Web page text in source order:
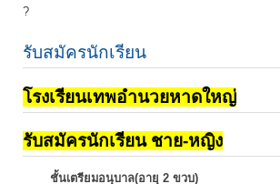
?
รับสมัครนักเรียน
โรงเรียนเทพอำนวยหาดใหญ่
รับสมัครนักเรียน ชาย-หญิง
ชั้นเตรียมอนุบาล(อายุ 2 ขวบ)